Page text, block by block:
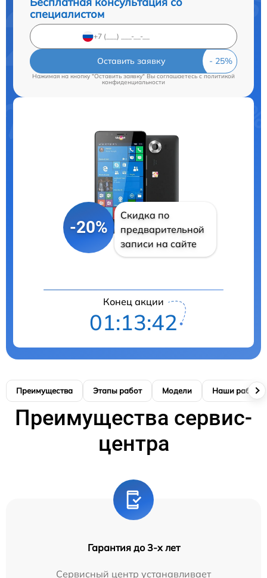
специалистом
Оставить заявку
Нажимая на кнопку "Оставить заявку" Вы соглашаетесь cполитикой
конфиденциальности
-20%
Скидка по
предварительной
записи на сайте
Конец акции
01:13:41
Преимущества Этапы работ Модели Наши работы
Преимущества сервис-
центра
Гарантия до 3-х лет
Сервисный центр устанавливает